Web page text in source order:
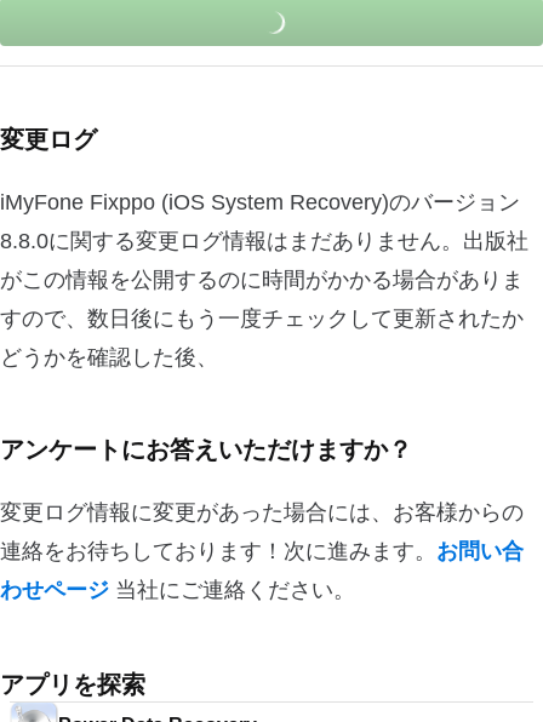
変更ログ
iMyFone Fixppo (iOS System Recovery)のバージョン
8.8.0に関する変更ログ情報はまだありません。出版社
がこの情報を公開するのに時間がかかる場合がありま
すので、数日後にもう一度チェックして更新されたか
どうかを確認した後、
アンケートにお答えいただけますか？
変更ログ情報に変更があった場合には、お客様からの
連絡をお待ちしております！次に進みます。 お問い合
わせページ 当社にご連絡ください。
アプリを探索